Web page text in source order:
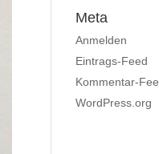
Meta
Anmelden
Eintrags-Feed
Kommentar-
WordPress.org